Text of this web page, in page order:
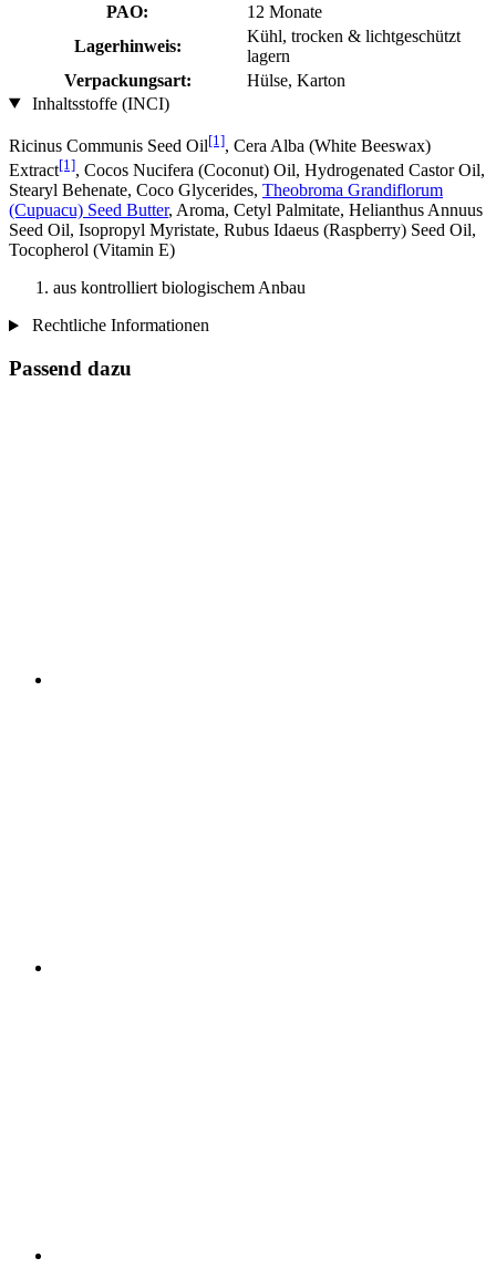
PAO:
12 Monate
Lagerhinweis:
Kühl, trocken & lichtgeschützt
lagern
Verpackungsart:
Hülse, Karton
Inhaltsstoffe (INCI)
Ricinus Communis Seed Oil[1], Cera Alba (White Beeswax)
Extract[1], Cocos Nucifera (Coconut) Oil, Hydrogenated Castor Oil,
Stearyl Behenate, Coco Glycerides, Theobroma Grandiflorum
(Cupuacu) Seed Butter, Aroma, Cetyl Palmitate, Helianthus Annuus
Seed Oil, Isopropyl Myristate, Rubus Idaeus (Raspberry) Seed Oil,
Tocopherol (Vitamin E)
aus kontrolliert biologischem Anbau
Rechtliche Informationen
Passend dazu